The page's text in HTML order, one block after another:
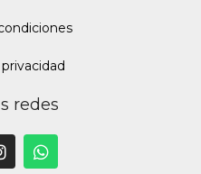
redes